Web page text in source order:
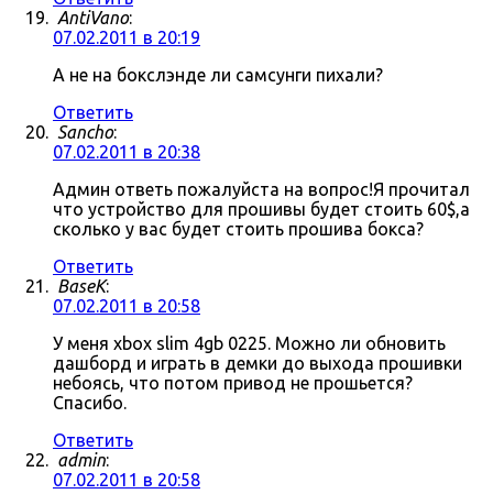
AntiVano:
07.02.2011 в 20:19
А не на бокслэнде ли самсунги пихали?
Ответить
Sancho:
07.02.2011 в 20:38
Админ ответь пожалуйста на вопрос!Я прочитал
что устройство для прошивы будет стоить 60$,а
сколько у вас будет стоить прошива бокса?
Ответить
BaseK:
07.02.2011 в 20:58
У меня xbox slim 4gb 0225. Можно ли обновить
дашборд и играть в демки до выхода прошивки
небоясь, что потом привод не прошьется?
Спасибо.
Ответить
admin:
07.02.2011 в 20:58